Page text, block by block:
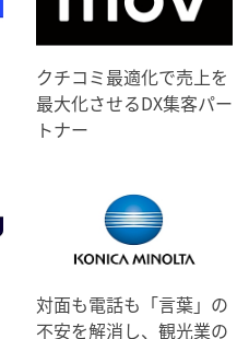
クチコミ最適化で売上を
最大化させるDX集客パー
トナー
対面も電話も「言葉」の
不安を解消し、観光業の